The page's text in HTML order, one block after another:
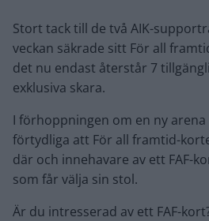
Stort tack till de två AIK-
veckan säkrade sitt För all
det nu endast återstår 7
exklusiva skara.
I förhoppningen om en ny arena
förtydliga att För all framtid-
där och innehavare av ett FAF-
som får välja sin stol.
Är du intresserad av ett FAF-